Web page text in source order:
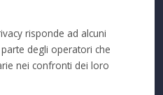
risponde ad alcuni
degli operatori che
nei confronti dei loro